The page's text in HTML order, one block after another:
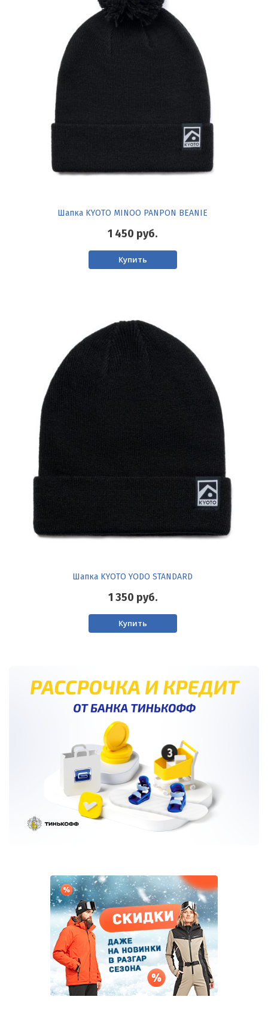
Шапка KYOTO MINOO PANPON BEANIE
1 450 руб.
Купить
Шапка KYOTO YODO STANDARD
1 350 руб.
Купить